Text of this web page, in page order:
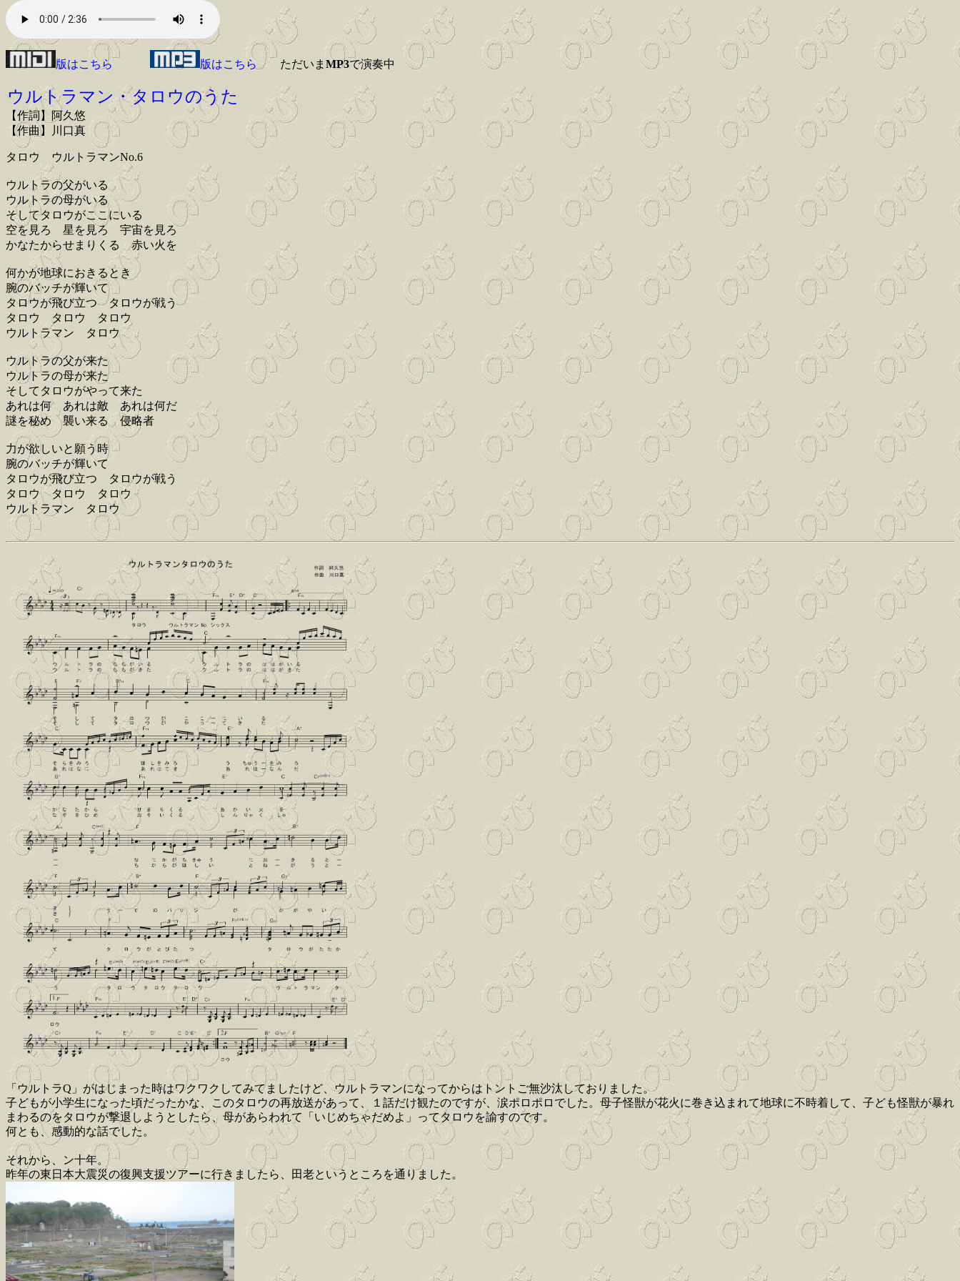
版はこちら 版はこちらただいま MP3で演奏中
ウルトラマン・タロウのうた
【作詞】阿久悠
【作曲】川口真
タロウ ウルトラマンNo.6
ウルトラの父がいる
ウルトラの母がいる
そしてタロウがここにいる
空を見ろ 星を見ろ 宇宙を見ろ
かなたからせまりくる 赤い火を
何かが地球におきるとき
腕のバッチが輝いて
タロウが飛び立つ タロウが戦う
タロウ タロウ タロウ
ウルトラマン タロウ
ウルトラの父が来た
ウルトラの母が来た
そしてタロウがやって来た
あれは何 あれは敵 あれは何だ
謎を秘め 襲い来る 侵略者
力が欲しいと願う時
腕のバッチが輝いて
タロウが飛び立つ タロウが戦う
タロウ タロウ タロウ
ウルトラマン タロウ
「ウルトラQ」がはじまった時はワクワクしてみてましたけど、ウルトラマンになってからはトントご無沙汰しておりました。
子どもが小学生になった頃だったかな、このタロウの再放送があって、１話だけ観たのですが、涙ポロポロでした。母子怪獣が花火に巻き込まれて地球に不時着して、子ども怪獣が暴れ
まわるのをタロウが撃退しようとしたら、母があらわれて「いじめちゃだめよ」ってタロウを諭すのです。
何とも、感動的な話でした。
それから、ン十年。
昨年の東日本大震災の復興支援ツアーに行きましたら、田老というところを通りました。